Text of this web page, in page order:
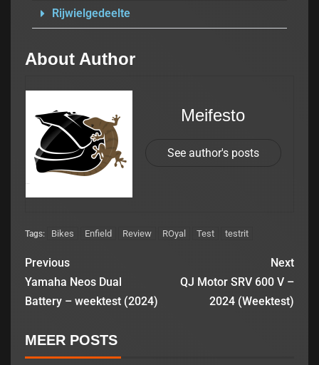
Rijwielgedeelte
About Author
Meifesto
See author's posts
Tags: Bikes Enfield Review ROyal Test testrit
Previous
Yamaha Neos Dual
Battery – weektest (2024)
Next
QJ Motor SRV 600 V –
2024 (Weektest)
MEER POSTS